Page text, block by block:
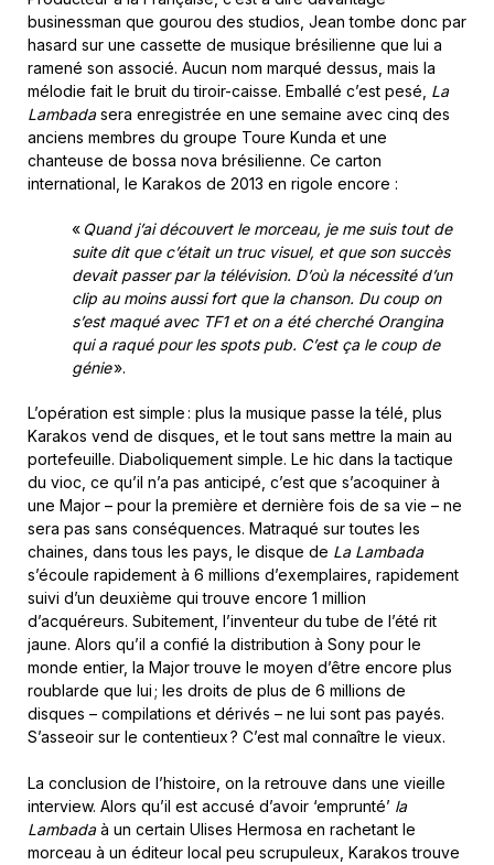
businessman que gourou des studios, Jean tombe donc par
hasard sur une cassette de musique brésilienne que lui a
ramené son associé. Aucun nom marqué dessus, mais la
mélodie fait le bruit du tiroir-caisse. Emballé c’est pesé, La
Lambadasera enregistrée en une semaine avec cinq des
anciens membres du groupe Toure Kunda et une
chanteuse de bossa nova brésilienne. Ce carton
international, le Karakos de 2013 en rigole encore :
« Quand j’ai découvert le morceau, je me suis tout de
suite dit que c’était un truc visuel, et que son succès
devait passer par la télévision. D’où la nécessité d’un
clip au moins aussi fort que la chanson. Du coup on
s’est maqué avec TF1 et on a été cherché Orangina
qui a raqué pour les spots pub. C’est ça le coup de
génie».
L’opération est simple : plus la musique passe la télé, plus
Karakos vend de disques, et le tout sans mettre la main au
portefeuille. Diaboliquement simple. Le hic dans la tactique
du vioc, ce qu’il n’a pas anticipé, c’est que s’acoquiner à
une Major – pour la première et dernière fois de sa vie – ne
sera pas sans conséquences. Matraqué sur toutes les
chaines, dans tous les pays, le disque de La Lambada
s’écoule rapidement à 6 millions d’exemplaires, rapidement
suivi d’un deuxième qui trouve encore 1 million
d’acquéreurs. Subitement, l’inventeur du tube de l’été rit
jaune. Alors qu’il a confié la distribution à Sony pour le
monde entier, la Major trouve le moyen d’être encore plus
roublarde que lui ; les droits de plus de 6 millions de
disques – compilations et dérivés – ne lui sont pas payés.
S’asseoir sur le contentieux ? C’est mal connaître le vieux.
La conclusion de l’histoire, on la retrouve dans une vieille
interview. Alors qu’il est accusé d’avoir ‘emprunté’ la
Lambadaà un certain Ulises Hermosa en rachetant le
morceau à un éditeur local peu scrupuleux, Karakos trouve